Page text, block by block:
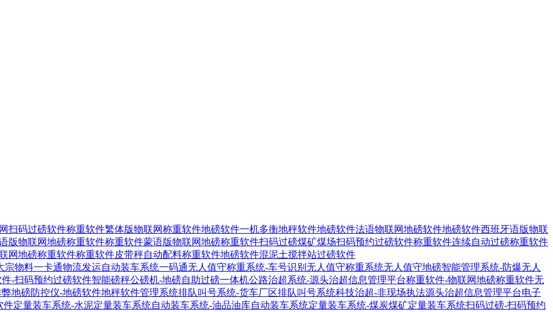
扫码过磅软件称重软件繁体版物联网称重软件地磅软件一机多衡地秤软件地磅软件法语物联网地磅软件地磅软件西班牙语版物联
版物联网地磅称重软件称重软件蒙语版物联网地磅称重软件扫码过磅煤矿煤场扫码预约过磅软件称重软件连续自动过磅称重软件
网地磅称重软件称重软件皮带秤自动配料称重软件地磅软件混泥土搅拌站过磅软件
宗物料一卡通物流发运自动装车系统一码通无人值守称重系统-车号识别无人值守称重系统无人值守地磅智能管理系统-防爆无人
-扫码预约过磅软件智能磅秤公磅机-地磅自助过磅一体机公路治超系统-源头治超信息管理平台称重软件-物联网地磅称重软件无
地磅防控仪-地磅软件地秤软件管理系统排队叫号系统-货车厂区排队叫号系统科技治超-非现场执法源头治超信息管理平台电子
件定量装车系统-水泥定量装车系统自动装车系统-油品油库自动装车系统定量装车系统-煤炭煤矿定量装车系统扫码过磅-扫码预约